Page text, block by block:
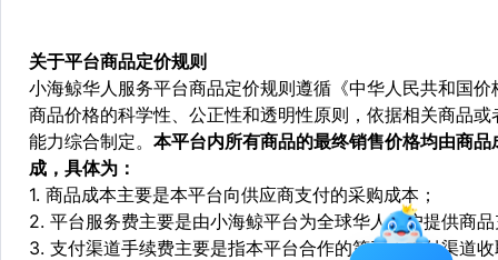
关于平台商品定价规则
小海鲸华人服务平台商品定价规则遵循《中华人民共和国
商品价格的科学性、公正性和透明性原则，依据相关商品
能力综合制定。 本平台内所有商品的最终销售价格均由商
成，具体为：
1. 商品成本主要是本平台向供应商支付的采购成本；
2. 平台服务费主要是由小海鲸平台为全球华人用户提供商
3. 支付渠道手续费主要是指本平台合作的第三方支付渠道